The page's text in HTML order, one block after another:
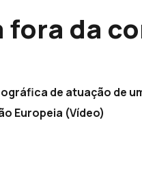
fora da
de atuação de
Europeia (Vídeo)